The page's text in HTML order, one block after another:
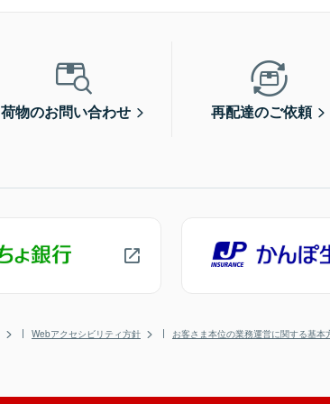
荷物のお問い合わせ 再配達のご依頼
Webアクセシビリティ方針 お客さま本位の業務運営に関する基本